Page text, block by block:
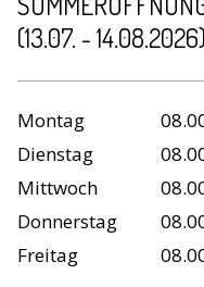
(13.07. - 14.08.2026)
Wochentag
Montag
Dienstag
Mittwoch
Donnerstag
Freitag